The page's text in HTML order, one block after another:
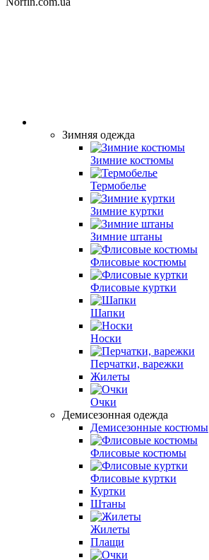
Зимняя одежда
Зимние костюмы
Термобелье
Зимние куртки
Зимние штаны
Флисовые костюмы
Флисовые куртки
Шапки
Носки
Перчатки, варежки
Жилеты
Очки
Демисезонная одежда
Демисезонные костюмы
Флисовые костюмы
Флисовые куртки
Куртки
Штаны
Жилеты
Плащи